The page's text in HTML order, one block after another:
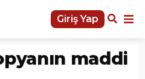
Giriş Yap
maddi